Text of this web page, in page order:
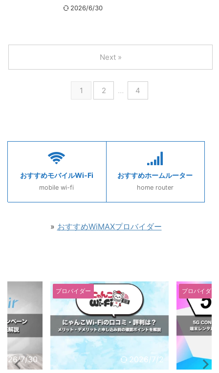
2026/6/30
1 2 … 4
Next »
おすすめモバイルWi-Fi
mobile wi-fi
おすすめホームルーター
home router
» おすすめWiMAXプロバイダー
7/30
プロバイダー
2026/7/2
プロバイダー